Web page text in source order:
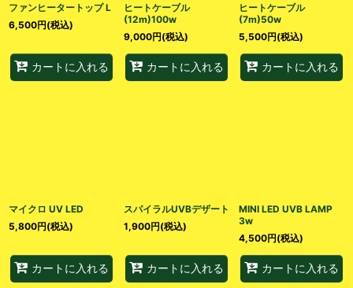
ファンヒータートップ L
6,500円(税込)
カートに入れる
ヒートケーブル
(12m)100w
9,000円(税込)
カートに入れる
ヒートケーブル
(7m)50w
5,500円(税込)
カートに入れる
マイクロ UV LED
5,800円(税込)
カートに入れる
スパイラルUVBデザート
1,900円(税込)
カートに入れる
MINI LED UVB LAMP
3w
4,500円(税込)
カートに入れる